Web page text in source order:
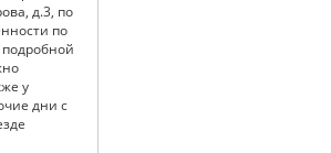
д.3, по
по
у
дни с